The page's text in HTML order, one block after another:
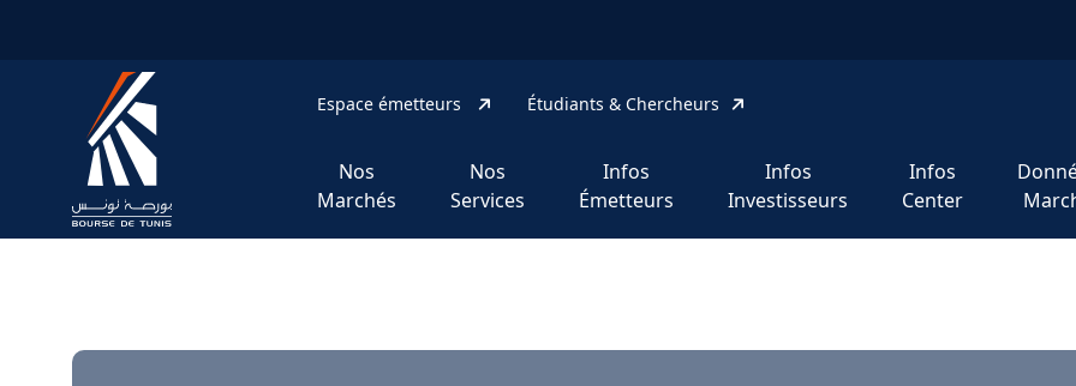
Mini_left
Espace émetteurs Étudiants & Chercheurs
Nos
Marchés
Nos
Services
Infos
Émetteurs
Infos
Investisseurs
Infos
Center